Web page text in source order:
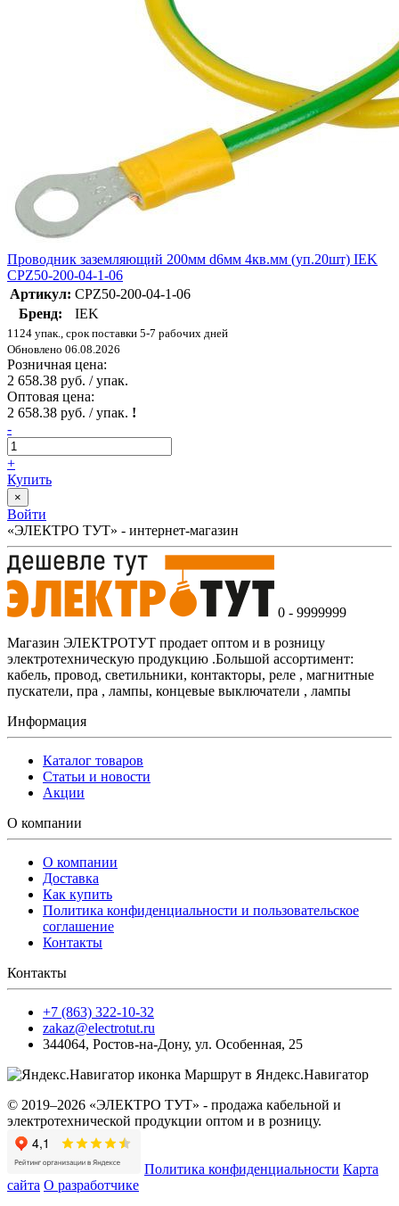
Проводник заземляющий 200мм d6мм 4кв.мм (уп.20шт) IEK
CPZ50-200-04-1-06
Артикул: CPZ50-200-04-1-06
Бренд:
IEK
1124 упак., срок поставки 5-7 рабочих дней
Обновлено 06.08.2026
Розничная цена:
2 658.38 руб. / упак.
Оптовая цена:
2 658.38 руб. / упак. !
-
+
Купить
×
Войти
«ЭЛЕКТРО ТУТ» - интернет-магазин
0 - 9999999
Магазин ЭЛЕКТРОТУТ продает оптом и в розницу
электротехническую продукцию .Большой ассортимент:
кабель, провод, светильники, контакторы, реле , магнитные
пускатели, пра , лампы, концевые выключатели , лампы
Информация
Каталог товаров
Статьи и новости
Акции
О компании
О компании
Доставка
Как купить
Политика конфиденциальности и пользовательское
соглашение
Контакты
Контакты
+7 (863) 322-10-32
zakaz@electrotut.ru
344064, Ростов-на-Дону, ул. Особенная, 25
Маршрут в Яндекс.Навигатор
© 2019–2026 «ЭЛЕКТРО ТУТ» - продажа кабельной и
электротехнической продукции оптом и в розницу.
Политика конфиденциальности Карта
сайта О разработчике